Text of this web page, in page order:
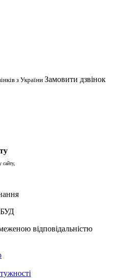
з УкраїниЗамовити дзвінок
відповідальністю